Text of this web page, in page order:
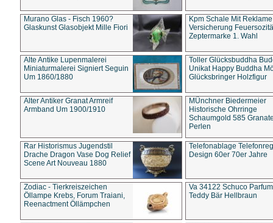
Murano Glas - Fisch 1960?
Glaskunst Glasobjekt Mille Fiori
Kpm Schale Mit Reklame
Versicherung
Zeptermarke 1. Wahl
Alte Antike Lupenmalerei
Miniaturmalerei Signiert Seguin
Um 1860/1880
Toller Glücksbuddha
Unikat Happy Buddha
Glücksbringer Holzfigur
Alter Antiker Granat Armreif
Armband Um 1900/1910
MÜnchner Biedermeier
Historische Ohrringe
Schaumgold 585
Perlen
Rar Historismus Jugendstil
Drache Dragon Vase Dog Relief
Scene Art Nouveau 1880
Telefonablage
Design 60er 70er Jahre
Zodiac - Tierkreiszeichen
Öllampe Krebs, Forum Traiani,
Reenactment Öllämpchen
Va 34122 Schuco
Teddy Bär Hellbraun